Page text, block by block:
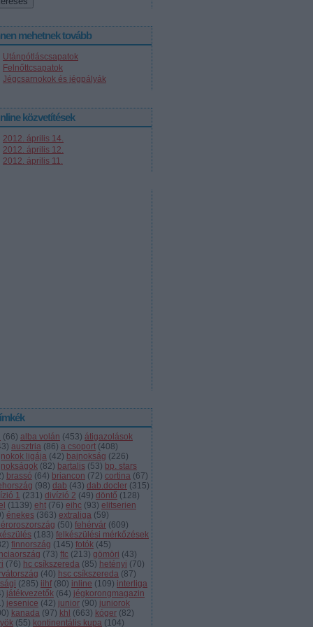
mehetnek tovább
Utánpótláscsapatok
Felnőttcsapatok
Jégcsarnokok és jégpályák
közvetítések
2012. április 14.
2012. április 12.
2012. április 11.
(66) alba volán (453) átigazolások
) ausztria (86) a csoport (408)
ligája (42) bajnokság (226)
(82) bartalis (53) bp. stars
) brassó (64) briancon (72) cortina (67)
(98) dab (43) dab.docler (315)
1 (231) divízió 2 (49) döntő (128)
(1139) eht (76) eihc (93) elitserien
) énekes (363) extraliga (59)
(50) fehérvár (609)
(183) felkészülési mérkőzések
) finnország (145) fotók (45)
(73) ftc (213) gömöri (43)
(76) hc csíkszereda (85) hetényi (70)
(40) hsc csíkszereda (87)
(285) iihf (80) inline (109) interliga
) játékvezetők (64) jégkorongmagazin
) jesenice (42) junior (90) juniorok
) kanada (97) khl (663) kóger (82)
(55) kontinentális kupa (104)